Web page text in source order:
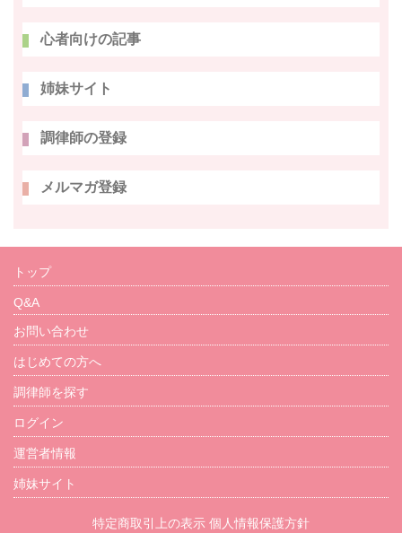
心者向けの記事
姉妹サイト
調律師の登録
メルマガ登録
トップ
Q&A
お問い合わせ
はじめての方へ
調律師を探す
ログイン
運営者情報
姉妹サイト
特定商取引上の表示 個人情報保護方針